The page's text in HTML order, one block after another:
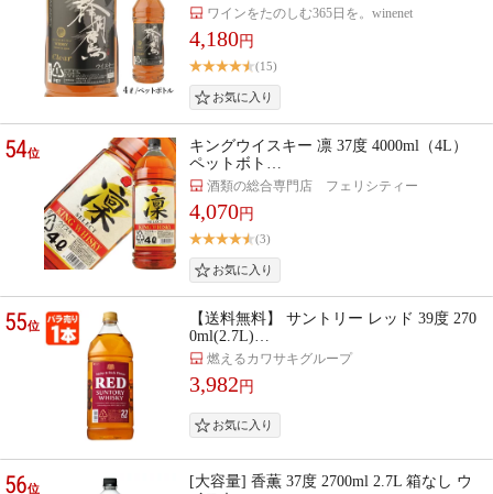
ワインをたのしむ365日を。winenet
4,180円
(15)
54位
キングウイスキー 凛 37度 4000ml（4L）
ペットボト…
酒類の総合専門店 フェリシティー
4,070円
(3)
55位
【送料無料】 サントリー レッド 39度 270
0ml(2.7L)…
燃えるカワサキグループ
3,982 円
56位
[大容量] 香薫 37度 2700ml 2.7L 箱なし ウ